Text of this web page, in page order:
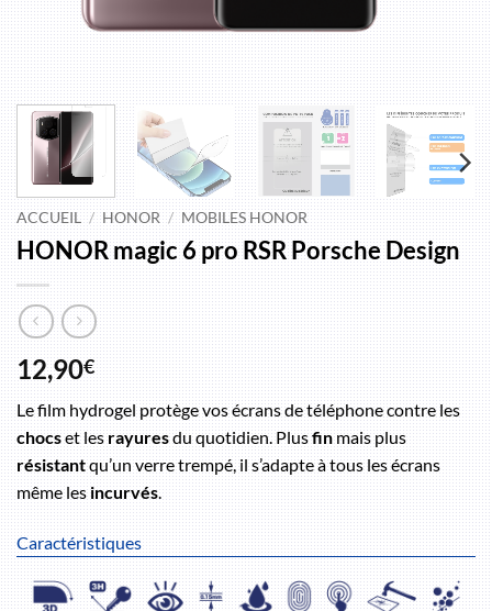
ACCUEIL / HONOR / MOBILES HONOR
HONOR magic 6 pro RSR Porsche Design
12,90€
Le film hydrogel protège vos écrans de téléphone contre les
chocset lesrayuresdu quotidien. Plusfinmais plus
résistantqu’un verre trempé, il s’adapte à tous les écrans
même lesincurvés.
Caractéristiques